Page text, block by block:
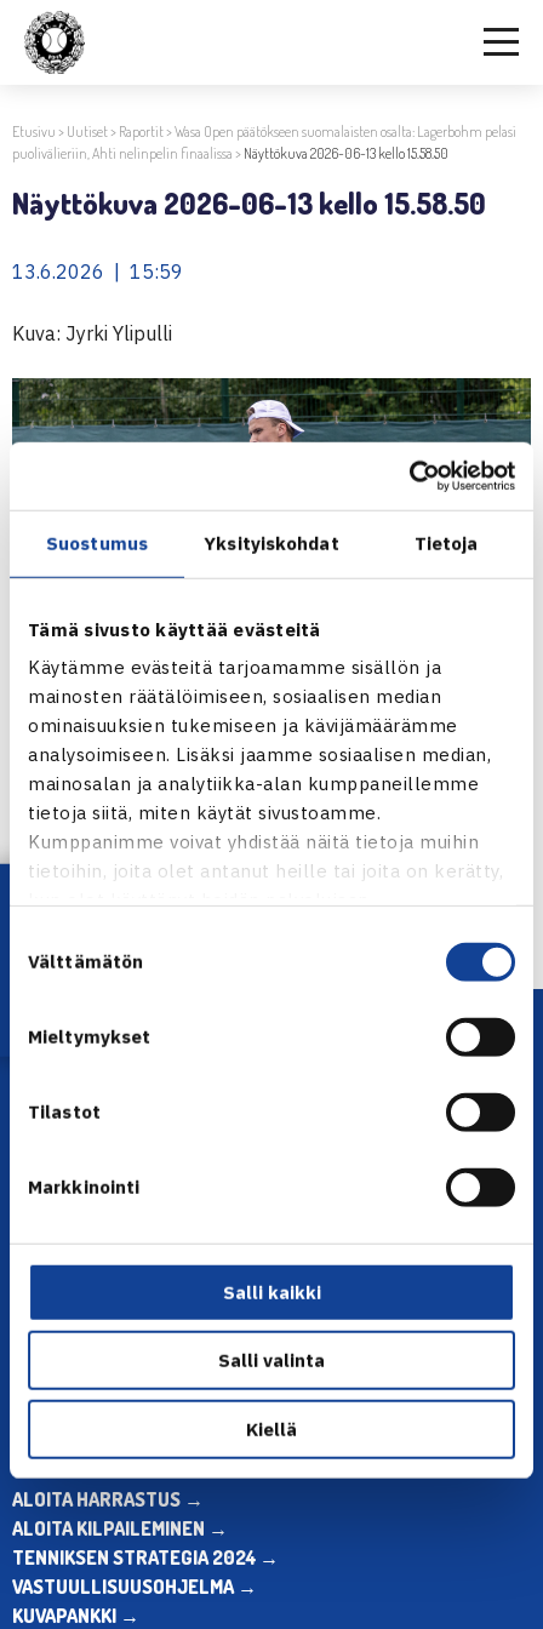
Suostumus Yksityiskohdat Tietoja
Tämä sivusto käyttää evästeitä
Käytämme evästeitä tarjoamamme sisällön ja
mainosten räätälöimiseen, sosiaalisen median
ominaisuuksien tukemiseen ja kävijämäärämme
analysoimiseen. Lisäksi jaamme sosiaalisen median,
mainosalan ja analytiikka-alan kumppaneillemme
tietoja siitä, miten käytät sivustoamme.
Kumppanimme voivat yhdistää näitä tietoja muihin
tietoihin, joita olet antanut heille tai joita on kerätty,
valinta
Välttämätön
Mieltymykset
Tilastot
Markkinointi
Salli kaikki
Salli valinta
Kiellä
Etusivu > Uutiset> Raportit>Wasa Open päätökseen suomalaisten osalta: Lagerbohm pelasi
puolivälieriin, Ahti nelinpelin finaalissa > Näyttökuva 2026-06-13 kello 15.58.50
Näyttökuva 2026-06-13 kello 15.58.50
13.6.2026 | 15:59
Kuva: Jyrki Ylipulli
Lataa OmaTennis!
Toimiston puhelinajat:
Muina aikoina olkaa yhteydessä
sähköpostitse: toimisto@tennis.fi
KAIKKI YHTEYSTIEDOT →
ALOITA HARRASTUS →
ALOITA KILPAILEMINEN →
TENNIKSEN STRATEGIA 2024 →
VASTUULLISUUSOHJELMA →
KUVAPANKKI →